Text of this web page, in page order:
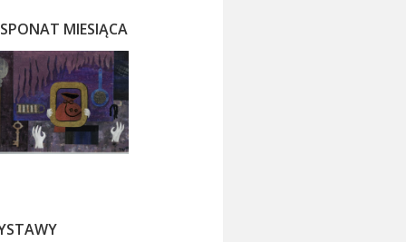
MIESIĄCA